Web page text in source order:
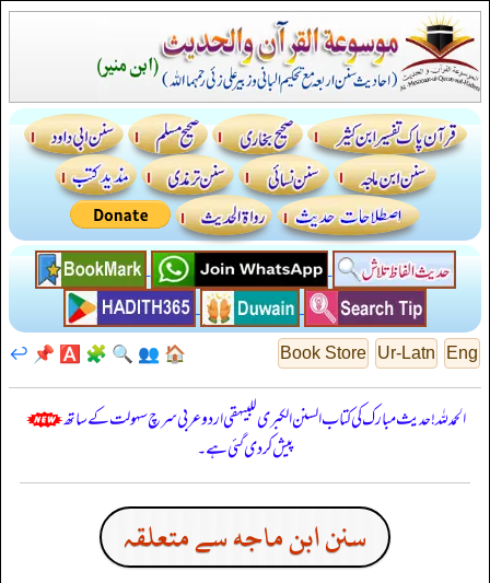
Eng
Ur-Latn
Book Store
🏠
👥
🔍
🧩
🅰️
📌
↩️
الحمدللہ! حدیث مبارک کی کتاب السنن الكبرى للبيهقي اردو عربی سرچ سہولت کے ساتھ
پیش کر دی گئی ہے۔
سنن ابن ماجه سے متعلقہ